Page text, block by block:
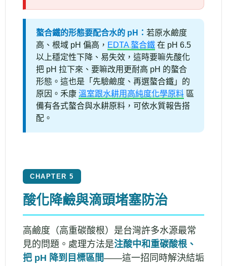
螯合鐵的形態要配合水的 pH： 若原水鹼度
高、根域 pH 偏高， EDTA 螯合鐵 在 pH 6.5
以上穩定性下降、易失效，這時要嘛先酸化
把 pH 拉下來、要嘛改用更耐高 pH 的螯合
形態。這也是「先驗鹼度、再選螯合鐵」的
原因。禾康 溫室跟水耕用高純度化學原料 區
備有各式螯合與水耕原料，可依水質報告搭
配。
CHAPTER 5
酸化降鹼與滴頭堵塞防治
高鹼度（高重碳酸根）是台灣許多水源最常
見的問題。處理方法是注酸中和重碳酸根、
把 pH 降到目標區間——這一招同時解決結垢